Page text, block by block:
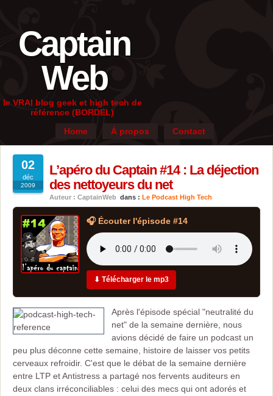
Captain
Web
le VRAI blog geek et high tech de
référence (BORDEL)
Home
À propos Contact
02
déc
2009
L’apéro du Captain #14 : La déjection
des nettoyeurs du net
Auteur : CaptainWeb dans : Le Podcast High Tech
🎧 Écouter l'épisode #14
⬇ Télécharger le mp3
Après l'épisode spécial "neutralité du
net" de la semaine dernière, nous
avions décidé de faire un podcast un
peu plus déconne cette semaine, histoire de laisser vos petits
cerveaux refroidir. C'est que le débat de la semaine dernière
entre LTP et Antistress a partagé nos fervents auditeurs en
deux clans irréconciliables : celui des mecs qui ont adorés et